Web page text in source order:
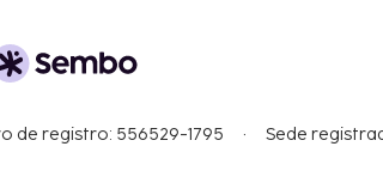
de registro: 556529-1795 Sede